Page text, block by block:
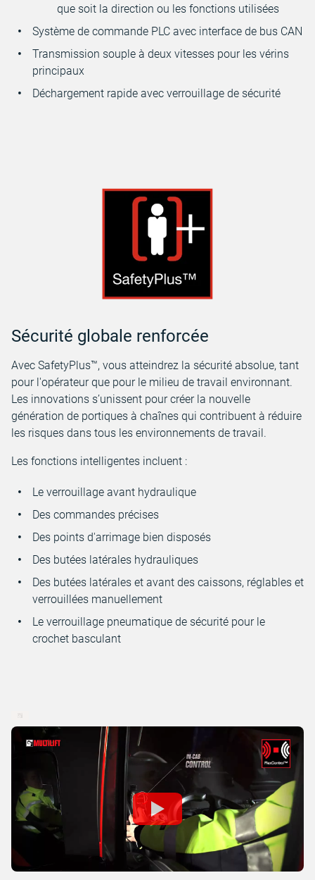
que soit la direction ou les fonctions utilisées
Système de commande PLC avec interface de bus CAN
Transmission souple à deux vitesses pour les vérins
principaux
Déchargement rapide avec verrouillage de sécurité
Sécurité globale renforcée
Avec SafetyPlus™, vous atteindrez la sécurité absolue, tant
pour l'opérateur que pour le milieu de travail environnant.
Les innovations s’unissent pour créer la nouvelle
génération de portiques à chaînes qui contribuent à réduire
les risques dans tous les environnements de travail.
Les fonctions intelligentes incluent :
Le verrouillage avant hydraulique
Des commandes précises
Des points d'arrimage bien disposés
Des butées latérales hydrauliques
Des butées latérales et avant des caissons, réglables et
verrouillées manuellement
Le verrouillage pneumatique de sécurité pour le
crochet basculant